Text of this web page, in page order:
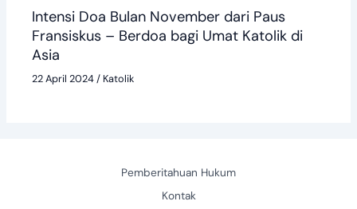
Intensi Doa Bulan November dari Paus
Fransiskus – Berdoa bagi Umat Katolik di
Asia
22 April 2024/ Katolik
Pemberitahuan Hukum
Kontak